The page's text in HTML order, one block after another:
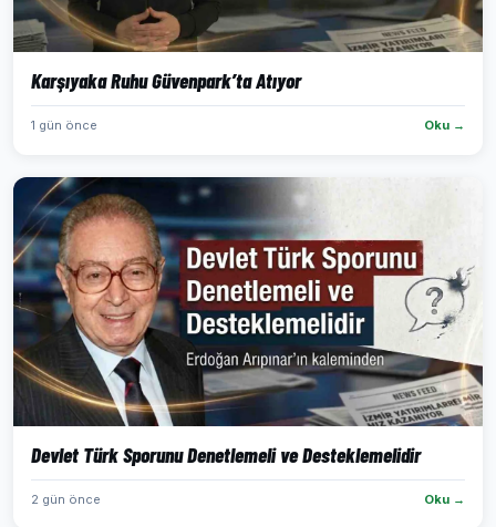
Karşıyaka Ruhu Güvenpark’ta Atıyor
1 gün önce Oku →
Devlet Türk Sporunu Denetlemeli ve Desteklemelidir
2 gün önce Oku →